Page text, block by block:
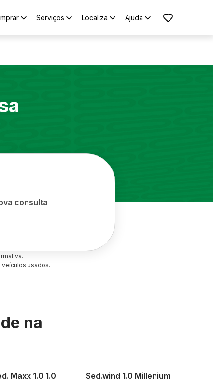
Serviços Localiza Ajuda
consulta
usados.
na
Maxx 1.0 1.0
Sed.wind 1.0 Millenium